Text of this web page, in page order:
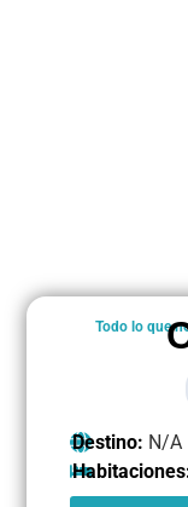
Todo lo que
Destino: N/A